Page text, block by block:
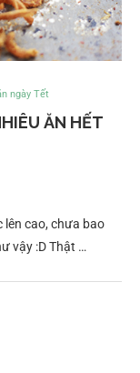
ngày Tết
ĂN HẾT
lên cao, chưa bao
vậy :D Thật …